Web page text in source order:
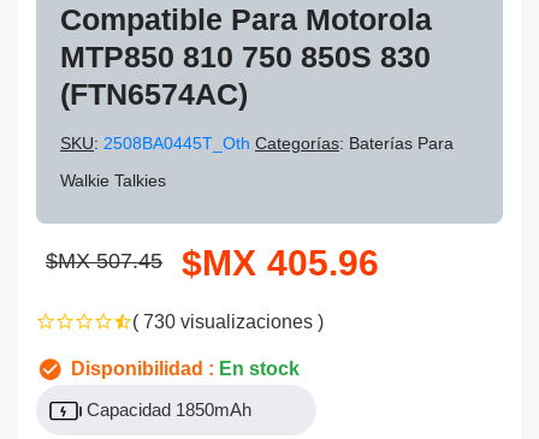
Compatible Para Motorola
MTP850 810 750 850S 830
(FTN6574AC)
SKU: 2508BA0445T_Oth Categorías: Baterías Para
Walkie Talkies
$MX 507.45 $MX 405.96
( 730 visualizaciones )
Disponibilidad : En stock
Capacidad 1850mAh